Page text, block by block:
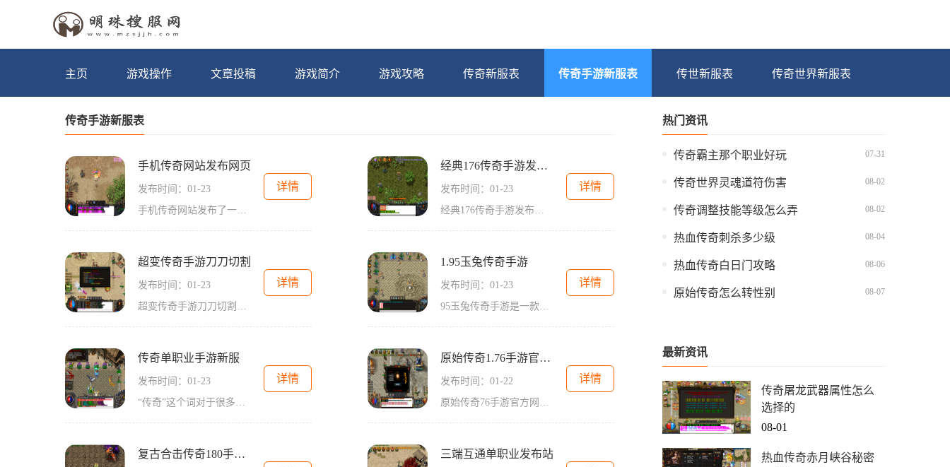
主页 游戏操作 文章投稿 游戏简介 游戏攻略 传奇新服表 传奇手游新服表 传世新服表 传奇世界新服表
传奇手游新服表
手机传奇网站发布网页
发布时间：01-23
手机传奇网站发布了一款全新的网页游戏，让我们一起来了解一下这款游戏的具体玩法。这款游戏拥有精美绝伦的画面和顶尖的游戏技术，给玩家带来了极致的游戏体验。玩家可以扮演
详情
经典176传奇手游发布网
发布时间：01-23
经典176传奇手游发布网，作为一款经典的2D游戏，以其独特的角色扮演和万人在线的玩法而备受玩家喜爱。在这个游戏中，玩家可以体验到传奇世界的刺激和真实感，与其他玩家进行互动
详情
超变传奇手游刀刀切割
发布时间：01-23
超变传奇手游刀刀切割是一款备受玩家喜爱的角色扮演游戏。作为经典传奇游戏的衍生作，刀刀切割不仅保留了传奇游戏的核心要素，还加入了更多新颖的玩法和创新的内容，让玩家能
详情
1.95玉兔传奇手游
发布时间：01-23
95玉兔传奇手游是一款传奇类的2D游戏，玩家可以扮演不同的角色进行冒险和战斗。该游戏采用了万人在线的玩法，使玩家能够与其他玩家进行实时互动。游戏中的职业组合和行会系统为
详情
传奇单职业手游新服
发布时间：01-23
“传奇”这个词对于很多游戏玩家而言，可能是一个非常熟悉的名词，而传奇游戏则成为了2D游戏中的经典代表之一。作为一款经典的角色扮演游戏，在2001年就已经问世，并且在国内外
详情
原始传奇1.76手游官方网站
发布时间：01-22
原始传奇76手游官方网站是一个专为玩家提供沉浸式游戏体验的平台。作为一款经典传奇游戏的移动版本，原始传奇76手游延续了原游戏的特色，同时结合了移动设备的优势，为玩家们带
详情
复古合击传奇180手游官网 三端互通单职业发布站
热门资讯
传奇霸主那个职业好玩 07-31
传奇世界灵魂道符伤害 08-02
传奇调整技能等级怎么弄 08-02
热血传奇刺杀多少级 08-04
热血传奇白日门攻略 08-06
原始传奇怎么转性别 08-07
最新资讯
传奇屠龙武器属性怎么
选择的
08-01
热血传奇赤月峡谷秘密